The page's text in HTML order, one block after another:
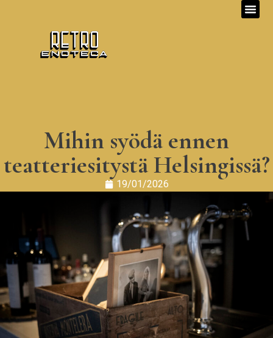
Mihin syödä ennen
teatteriesitystä Helsingissä?
19/01/2026